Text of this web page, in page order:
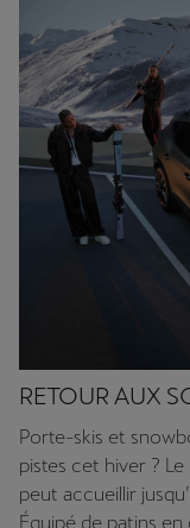
RETOUR AUX
Porte-skis et
pistes cet hiver ?
peut accueillir
Équipé de patins